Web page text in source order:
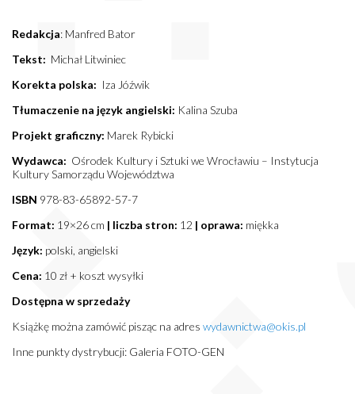
Redakcja: Manfred Bator
Tekst: Michał Litwiniec
Korekta polska: Iza Jóźwik
Tłumaczenie na język angielski: Kalina Szuba
Projekt graficzny: Marek Rybicki
Wydawca: Ośrodek Kultury i Sztuki we Wrocławiu – Instytucja
Kultury Samorządu Województwa
ISBN 978-83-65892-57-7
Format: 19×26 cm | liczba stron: 12 | oprawa: miękka
Język: polski, angielski
Cena: 10 zł + koszt wysyłki
Dostępna w sprzedaży
Książkę można zamówić pisząc na adres wydawnictwa@okis.pl
Inne punkty dystrybucji: Galeria FOTO-GEN